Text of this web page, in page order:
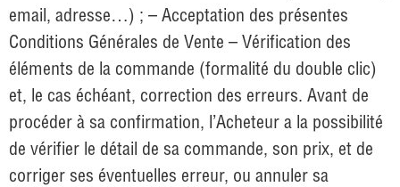
email, adresse…) ; – Acceptation des présentes
Conditions Générales de Vente – Vérification des
éléments de la commande (formalité du double clic)
et, le cas échéant, correction des erreurs. Avant de
procéder à sa confirmation, l’Acheteur a la possibilité
de vérifier le détail de sa commande, son prix, et de
corriger ses éventuelles erreur, ou annuler sa